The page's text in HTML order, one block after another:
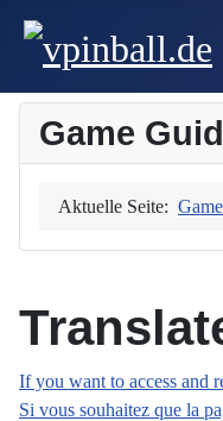
Game
Aktuelle Seite:
If you want to access and
Si vous souhaitez que la